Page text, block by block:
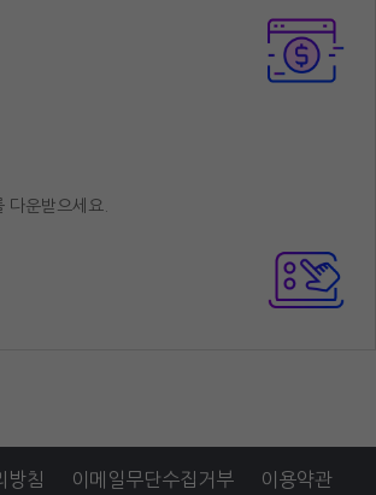
다운받으세요.
방침 이메일무단수집거부 이용약관